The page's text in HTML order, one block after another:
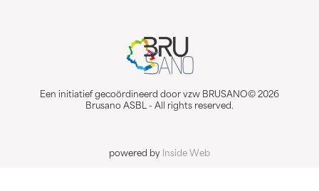
Een initiatief gecoördineerd door vzw BRUSANO© 2026
Brusano ASBL - All rights reserved.
powered by Inside Web